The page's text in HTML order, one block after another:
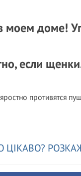
доме!
если
противятся
ЦІКАВО?